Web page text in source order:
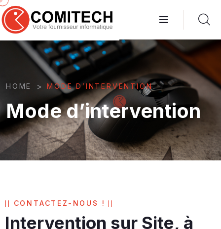
HOME > MODE D’INTERVENTION
Mode d’intervention
CONTACTEZ-NOUS !
Intervention sur Site, à